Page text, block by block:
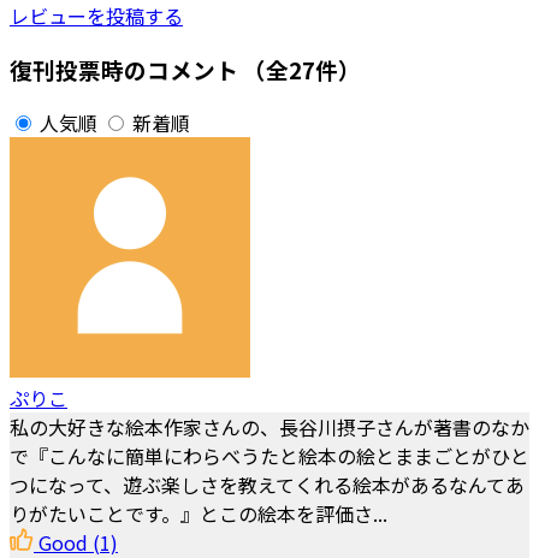
レビューを投稿する
復刊投票時のコメント （全27件）
人気順 新着順
ぷりこ
私の大好きな絵本作家さんの、長谷川摂子さんが著書のなか
で『こんなに簡単にわらべうたと絵本の絵とままごとがひと
つになって、遊ぶ楽しさを教えてくれる絵本があるなんてあ
りがたいことです。』とこの絵本を評価さ...
Good (1)